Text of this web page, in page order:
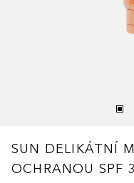
SUN DELIKÁTNÍ
OCHRANOU SPF